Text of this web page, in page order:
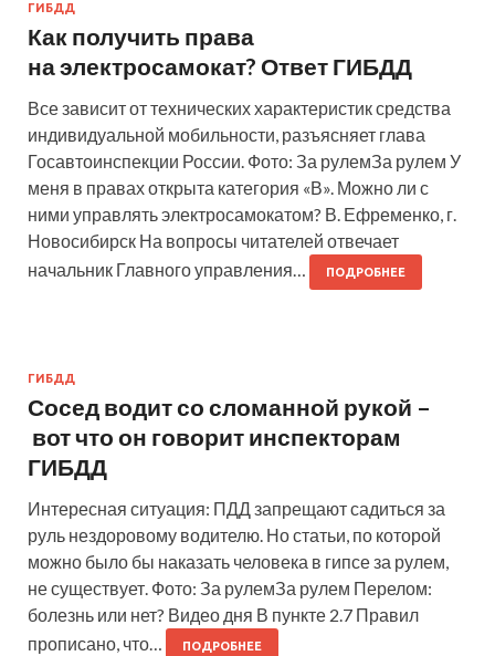
ГИБДД
Как получить права
на электросамокат? Ответ ГИБДД
Все зависит от технических характеристик средства
индивидуальной мобильности, разъясняет глава
Госавтоинспекции России. Фото: За рулемЗа рулем У
меня в правах открыта категория «В». Можно ли с
ними управлять электросамокатом? В. Ефременко, г.
Новосибирск На вопросы читателей отвечает
начальник Главного управления…
ПОДРОБНЕЕ
ГИБДД
Сосед водит со сломанной рукой –
вот что он говорит инспекторам
ГИБДД
Интересная ситуация: ПДД запрещают садиться за
руль нездоровому водителю. Но статьи, по которой
можно было бы наказать человека в гипсе за рулем,
не существует. Фото: За рулемЗа рулем Перелом:
болезнь или нет? Видео дня В пункте 2.7 Правил
прописано, что…
ПОДРОБНЕЕ